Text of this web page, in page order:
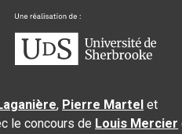
, Pierre Martel et
le concours de Louis Mercier